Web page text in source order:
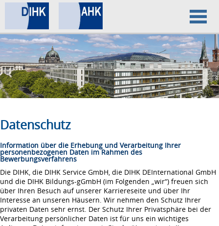
Home
Datenschutz
Impressum
Datenschutz
Information über die Erhebung und Verarbeitung Ihrer
personenbezogenen Daten im Rahmen des
Bewerbungsverfahrens
Die DIHK, die DIHK Service GmbH, die DIHK DEInternational GmbH
und die DIHK Bildungs-gGmbH (im Folgenden „wir“) freuen sich
über Ihren Besuch auf unserer Karriereseite und über Ihr
Interesse an unseren Häusern. Wir nehmen den Schutz Ihrer
privaten Daten sehr ernst. Der Schutz Ihrer Privatsphäre bei der
Verarbeitung persönlicher Daten ist für uns ein wichtiges